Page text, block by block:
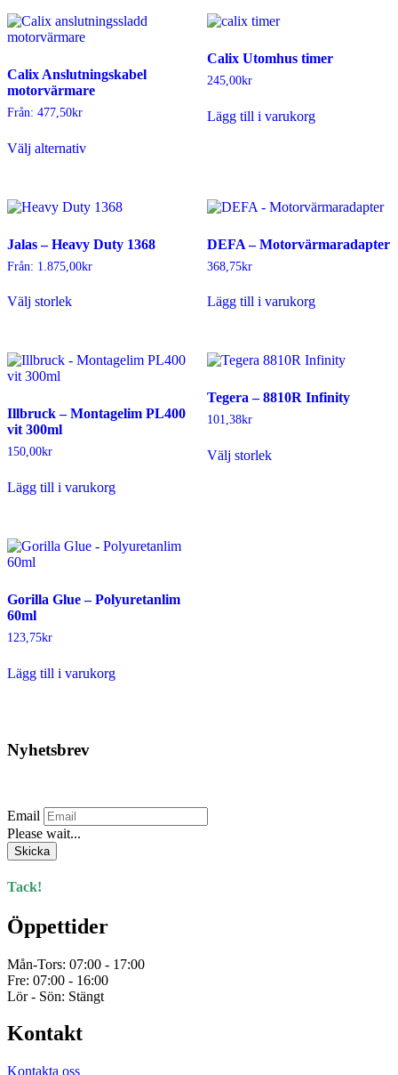
senaste
Calix Anslutningskabel
motorvärmare
Från: 477,50kr
Välj alternativhär
varianter.
olika
alternativen
Calix Utomhus timer
245,00kr
Lägg till i varukorg
Jalas – Heavy Duty 1368
Från: 1.875,00kr
Välj storlekhär
varianter.
alternativen
produktsidan
DEFA – Motorvärmaradapter
368,75kr
Lägg till i varukorg
Illbruck – Montagelim PL400
vit 300ml
150,00kr
Lägg till i varukorg
Tegera – 8810R Infinity
101,38kr
Välj storlekhär
Gorilla Glue – Polyuretanlim
60ml
123,75kr
Lägg till i varukorg
Nyhetsbrev
Email
Please wait...
Skicka
Tack!
Öppettider
Mån-Tors: 07:00 - 17:00
Fre: 07:00 - 16:00
Lör - Sön: Stängt
Kontakt
Kontakta oss